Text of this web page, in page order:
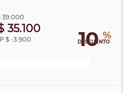
10 %
DESCUENTO
39.000
35.100
$ -3.900